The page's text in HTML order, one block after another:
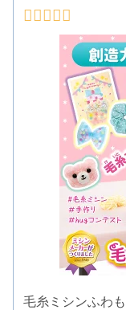
毛糸ミシンふわ